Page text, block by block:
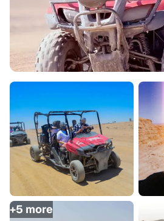
+5 more